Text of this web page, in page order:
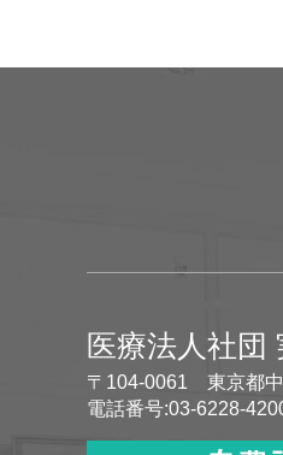
医療法人社団
〒104-0061 東京都中
電話番号:03-6228-